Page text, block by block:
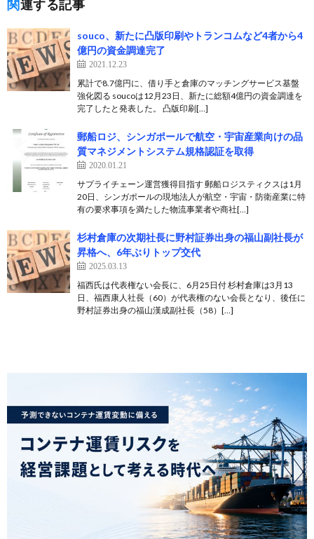
関連する記事
souco、新たに凸版印刷やトランコムなど4者から4
億円の資金調達完了
2021.12.23
累計で8.7億円に、借り手と倉庫のマッチングサービス基盤
強化図る soucoは12月23日、新たに総額4億円の資金調達を
完了したと発表した。 凸版印刷[…]
郵船ロジ、シンガポールで航空・宇宙産業向けの品
質マネジメントシステム規格認証を取得
2020.01.21
サプライチェーン運営獲得目指す 郵船ロジスティクスは1月
20日、シンガポールの現地法人が航空・宇宙・防衛産業に特
有の要求事項を満たした物流事業者や商社[…]
杉村倉庫の次期社長に野村証券出身の福山副社長が
昇格へ、6年ぶりトップ交代
2025.03.13
福西氏は代表権ない会長に、6月25日付 杉村倉庫は3月13
日、福西康人社長（60）が代表権のない会長となり、後任に
野村証券出身の福山漢成副社長（58）[…]